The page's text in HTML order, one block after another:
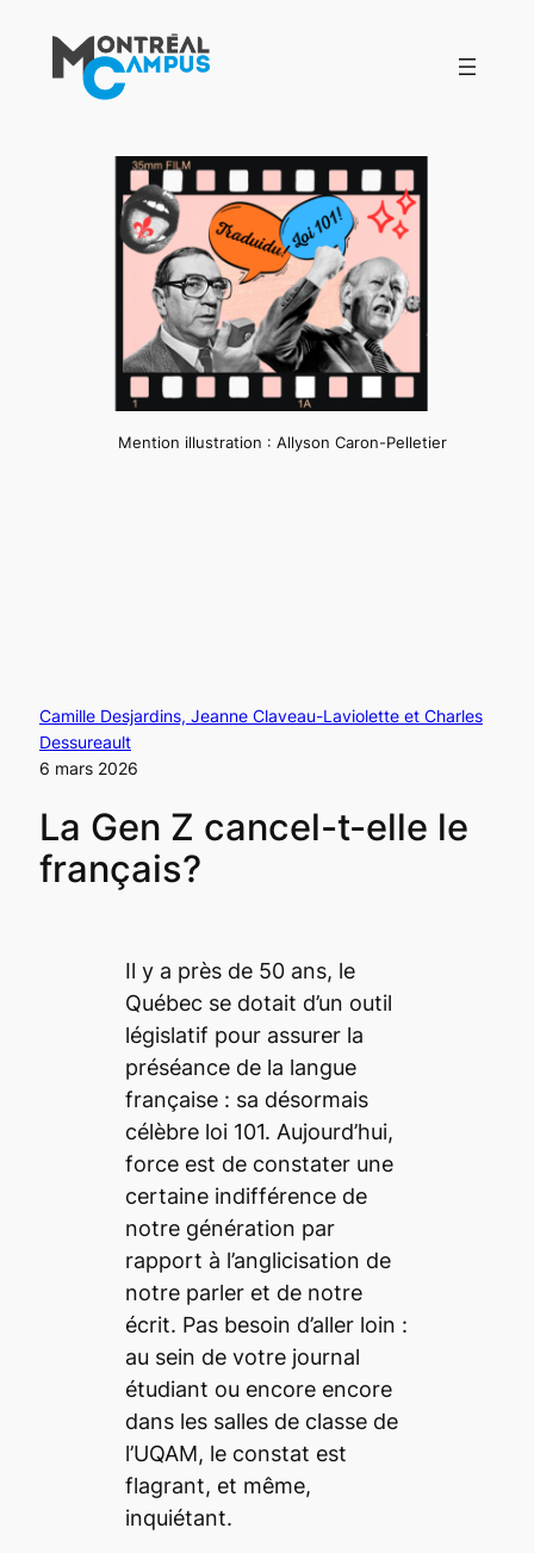
contenu
Mention illustration : Allyson Caron-Pelletier
Camille Desjardins, Jeanne Claveau-Laviolette et Charles
Dessureault
6 mars 2026
La Gen Z cancel-t-elle le
français?
Il y a près de 50 ans, le
Québec se dotait d’un outil
législatif pour assurer la
préséance de la langue
française : sa désormais
célèbre loi 101. Aujourd’hui,
force est de constater une
certaine indifférence de
notre génération par
rapport à l’anglicisation de
notre parler et de notre
écrit. Pas besoin d’aller loin :
au sein de votre journal
étudiant ou encore encore
dans les salles de classe de
l’UQAM, le constat est
flagrant, et même,
inquiétant.